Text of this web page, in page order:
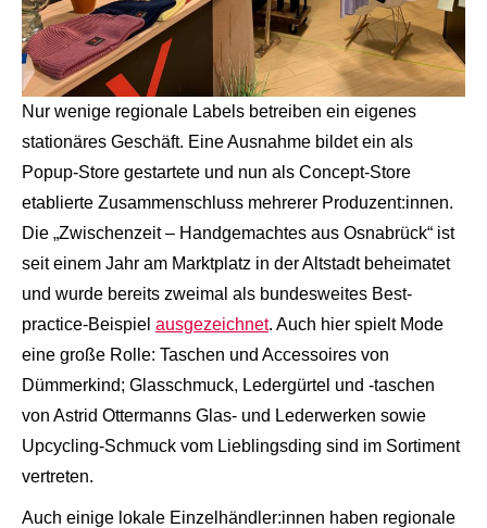
Nur wenige regionale Labels betreiben ein eigenes
stationäres Geschäft. Eine Ausnahme bildet ein als
Popup-Store gestartete und nun als Concept-Store
etablierte Zusammenschluss mehrerer Produzent:innen.
Die „Zwischenzeit – Handgemachtes aus Osnabrück“ ist
seit einem Jahr am Marktplatz in der Altstadt beheimatet
und wurde bereits zweimal als bundesweites Best-
practice-Beispiel ausgezeichnet. Auch hier spielt Mode
eine große Rolle: Taschen und Accessoires von
Dümmerkind; Glasschmuck, Ledergürtel und -taschen
von Astrid Ottermanns Glas- und Lederwerken sowie
Upcycling-Schmuck vom Lieblingsding sind im Sortiment
vertreten.
Auch einige lokale Einzelhändler:innen haben regionale